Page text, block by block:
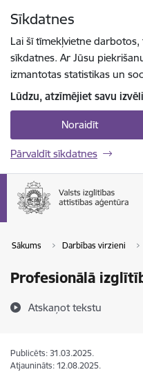
Sīkdatnes
Lai šī tīmekļvietne
sīkdatnes. Ar Jūsu
izmantotas statistikas un
Lūdzu, atzīmējiet savu
Noraidīt
Pārvaldīt sīkdatnes
Sākums Darbības virzieni
Profesionālā
Atskaņot tekstu
Publicēts: 31.03.2025.
Atjaunināts: 12.08.2025.